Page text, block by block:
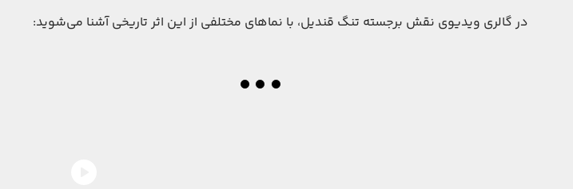
در گالری ویدیوی نقش برجسته تنگ قندیل، با نماهای مختلفی از این اثر تاریخی آشنا می‌شوید: